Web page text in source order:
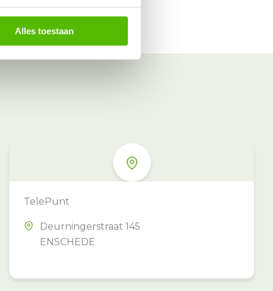
Alles toestaan
TelePunt
Deurningerstraat 145
ENSCHEDE